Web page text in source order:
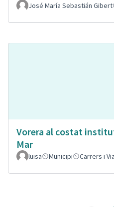
José María Sebastián Gibert
Vorera al costat
Mar
luisa Municipi Carrers i